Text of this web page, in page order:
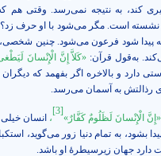
کند، به نتیجه نمی‌رسد. وقتی هم
است. مگر می‌شود با او حرف زد؟!
پیدا شود فرعون می‌شود. چنین
به‌قول قرآن: «كَلاَّ إِنَّ الْإِنْسانَ
دارد و بالاخره اگر بفهمد که دیگران
رذالتش به آسمان می‌رسد.
«إِنَّ الْإِنْسانَ لَظَلُومٌ كَفَّارٌ»
[3]
، انسان
بشود، به تمام دنیا زور می‌گوید،
دارد جهان زیرسیطرۀ او باشد.